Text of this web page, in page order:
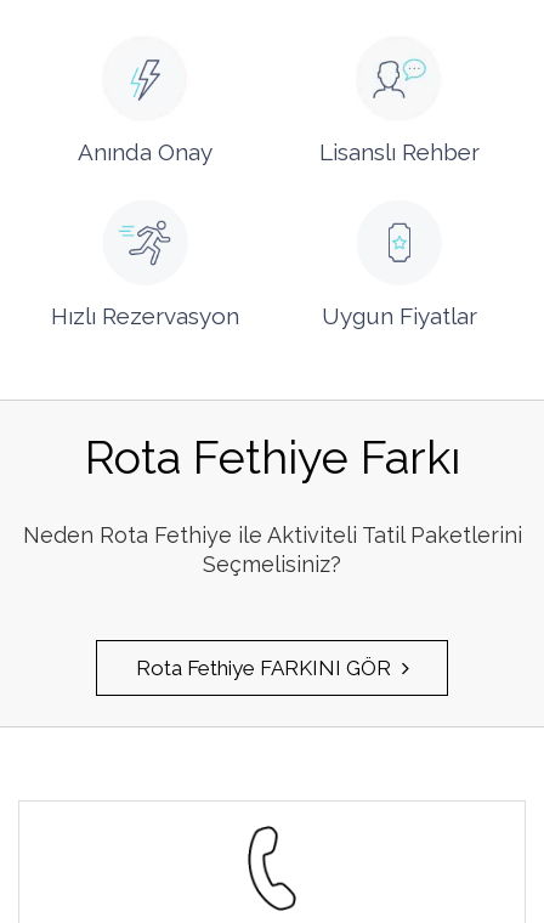
Anında Onay Lisanslı Rehber
Hızlı Rezervasyon Uygun Fiyatlar
Rota Fethiye Farkı
Neden Rota Fethiye ile Aktiviteli Tatil Paketlerini
Seçmelisiniz?
Rota Fethiye FARKINI GÖR